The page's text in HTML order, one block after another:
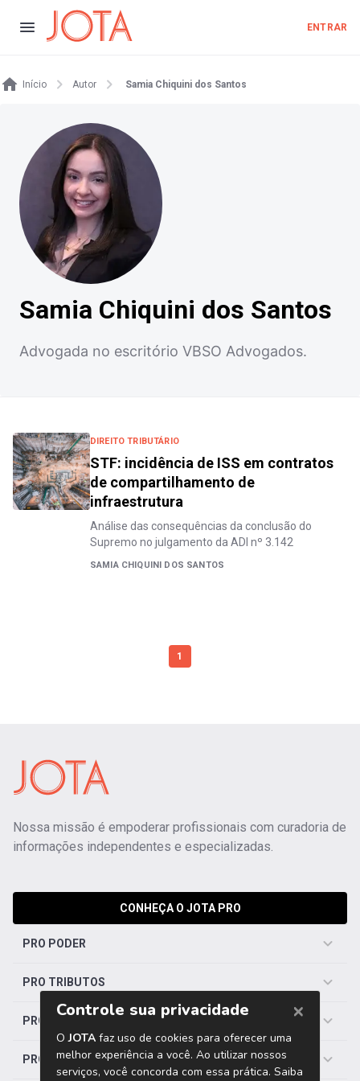
ENTRAR
Início Autor Samia Chiquini dos Santos
Samia Chiquini dos Santos
Advogada no escritório VBSO Advogados.
DIREITO TRIBUTÁRIO
STF: incidência de ISS em contratos
de compartilhamento de
infraestrutura
Análise das consequências da conclusão do
Supremo no julgamento da ADI nº 3.142
SAMIA CHIQUINI DOS SANTOS
1
Nossa missão é empoderar profissionais com curadoria de
informações independentes e especializadas.
CONHEÇA O JOTA PRO
PRO PODER
PRO TRIBUTOS
PRO TRABALHISTA
PRO SAÚDE